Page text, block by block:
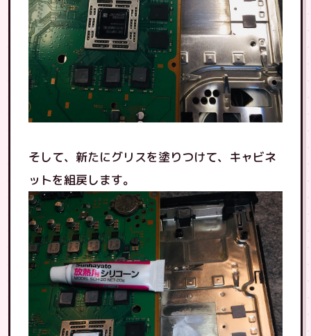
そして、新たにグリスを塗りつけて、キャビネ
ットを組戻します。